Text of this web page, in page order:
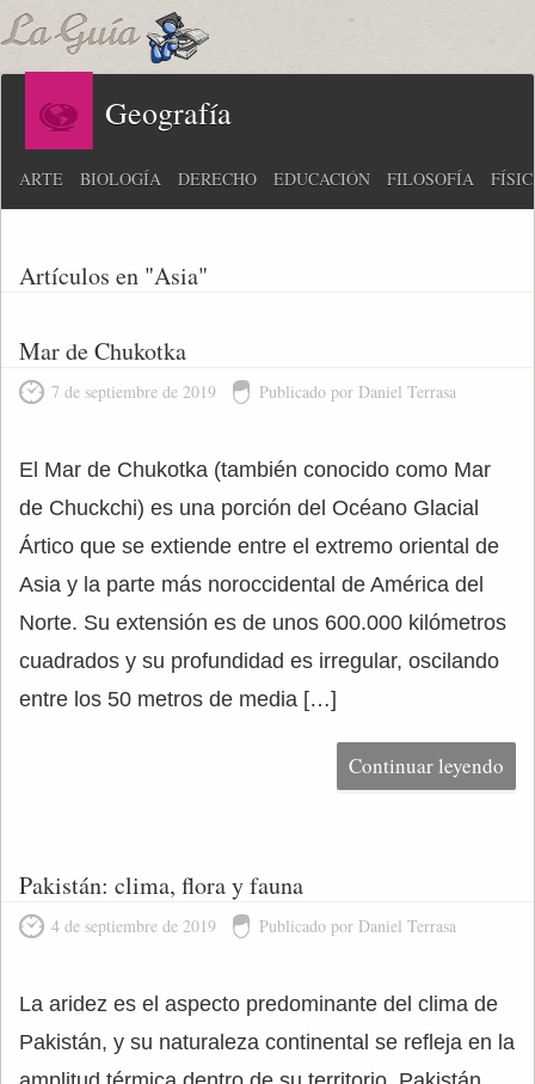
Geografía
ARTE BIOLOGÍA DERECHO EDUCACIÓN FILOSOFÍA
Artículos en "Asia"
Mar de Chukotka
7 de septiembre de 2019 Publicado por Daniel Terrasa
El Mar de Chukotka (también conocido como Mar
de Chuckchi) es una porción del Océano Glacial
Ártico que se extiende entre el extremo oriental de
Asia y la parte más noroccidental de América del
Norte. Su extensión es de unos 600.000 kilómetros
cuadrados y su profundidad es irregular, oscilando
entre los 50 metros de media […]
Continuar leyendo
Pakistán: clima, flora y fauna
4 de septiembre de 2019 Publicado por Daniel Terrasa
La aridez es el aspecto predominante del clima de
Pakistán, y su naturaleza continental se refleja en la